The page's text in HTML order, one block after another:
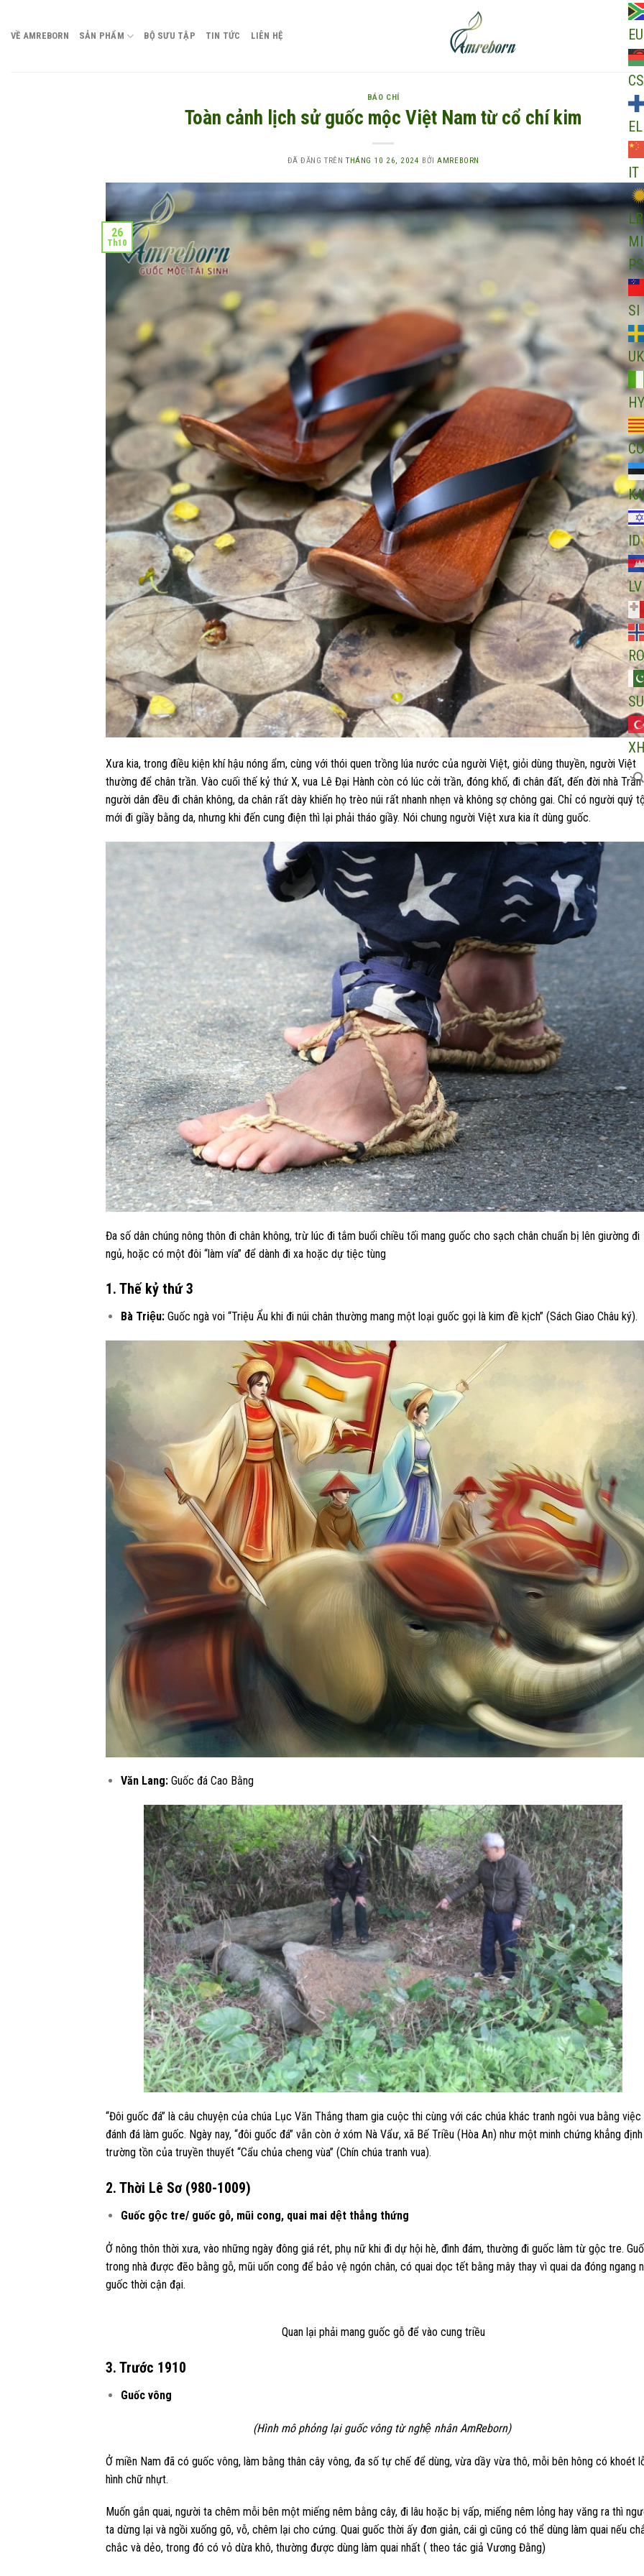
VỀ AMREBORN SẢN PHẨM BỘ SƯU TẬP TIN TỨC LIÊN HỆ
EU
CS
EL
IT
LB
MI
PS
SI
UK
HY
CO
KA
ID
LV
RO
SU
XH
BÁO CHÍ
Toàn cảnh lịch sử guốc mộc Việt Nam từ cổ chí kim
ĐÃ ĐĂNG TRÊN THÁNG 10 26, 2024 BỞIAMREBORN
26
Th10
Xưa kia, trong điều kiện khí hậu nóng ẩm, cùng với thói quen trồng lúa nước của người Việt, giỏi dùng thuyền, người Việt
thường để chân trần. Vào cuối thế kỷ thứ X, vua Lê Đại Hành còn có lúc cởi trần, đóng khố, đi chân đất, đến đời nhà Trần
người dân đều đi chân không, da chân rất dày khiến họ trèo núi rất nhanh nhẹn và không sợ chông gai. Chỉ có người quý
mới đi giầy bằng da, nhưng khi đến cung điện thì lại phải tháo giầy. Nói chung người Việt xưa kia ít dùng guốc.
Đa số dân chúng nông thôn đi chân không, trừ lúc đi tắm buổi chiều tối mang guốc cho sạch chân chuẩn bị lên giường đi
ngủ, hoặc có một đôi “làm vía” để dành đi xa hoặc dự tiệc tùng
1. Thế kỷ thứ 3
Bà Triệu:Guốc ngà voi “Triệu Ẩu khi đi núi chân thường mang một loại guốc gọi là kim đề kịch” (Sách Giao Châu ký).
Văn Lang:Guốc đá Cao Bằng
“Đôi guốc đá” là câu chuyện của chúa Lục Văn Thắng tham gia cuộc thi cùng với các chúa khác tranh ngôi vua bằng việc
đánh đá làm guốc. Ngày nay, “đôi guốc đá” vẫn còn ở xóm Nà Vẩư, xã Bế Triều (Hòa An) như một minh chứng khẳng
trường tồn của truyền thuyết “Cẩu chủa cheng vùa” (Chín chúa tranh vua).
2. Thời Lê Sơ (980-1009)
Guốc gộc tre/ guốc gỗ, mũi cong, quai mai dệt thẳng thứng
Ở nông thôn thời xưa, vào những ngày đông giá rét, phụ nữ khi đi dự hội hè, đình đám, thường đi guốc làm từ gộc tre.
trong nhà được đẽo bằng gỗ, mũi uốn cong để bảo vệ ngón chân, có quai dọc tết bằng mây thay vì quai da đóng ngang
guốc thời cận đại.
Quan lại phải mang guốc gỗ để vào cung triều
3. Trước 1910
Guốc vông
(Hình mô phỏng lại guốc vông từ nghệ nhân AmReborn)
Ở miền Nam đã có guốc vông, làm bằng thân cây vông, đa số tự chế để dùng, vừa dầy vừa thô, mỗi bên hông có khoét
hình chữ nhựt.
Muốn gắn quai, người ta chêm mỗi bên một miếng nêm bằng cây, đi lâu hoặc bị vấp, miếng nêm lỏng hay văng ra thì
ta dừng lại và ngồi xuống gõ, vỗ, chêm lại cho cứng. Quai guốc thời ấy đơn giản, cái gì cũng có thể dùng làm quai nếu
chắc và dẻo, trong đó có vỏ dừa khô, thường được dùng làm quai nhất ( theo tác giả Vương Đằng)